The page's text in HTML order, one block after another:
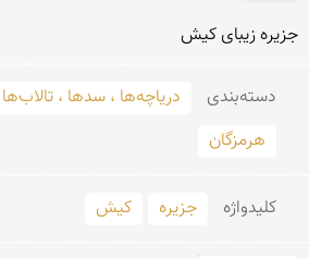
جزیره زیبای كیش
دسته‌بندی
دریاچه‌ها ، سدها ،
هرمزگان
کلید‌واژه جزیره کیش